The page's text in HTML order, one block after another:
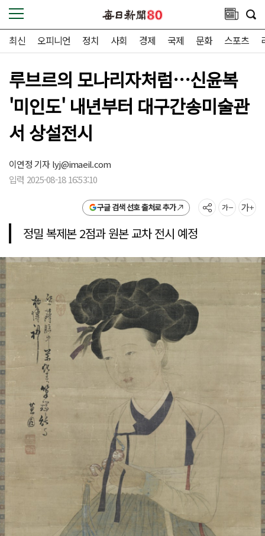
최신 오피니언 정치 사회 경제 국제 문화 스포츠
루브르의 모나리자처럼…신윤복
'미인도' 내년부터 대구간송미술관
서 상설전시
이연정 기자lyj@imaeil.com
입력 2025-08-18 16:53:10
구글 검색 선호 출처로 추가
정밀 복제본 2점과 원본 교차 전시 예정